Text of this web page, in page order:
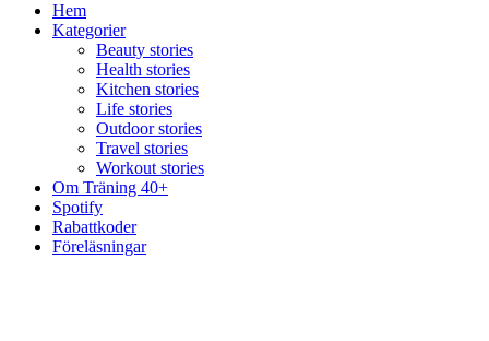
Hem
Kategorier
Beauty stories
Health stories
Kitchen stories
Life stories
Outdoor stories
Travel stories
Workout stories
Om Träning 40+
Spotify
Rabattkoder
Föreläsningar